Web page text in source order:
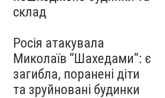
склад
Росія атакувала
Миколаїв “Шахедами”: є
загибла, поранені діти
та зруйновані будинки